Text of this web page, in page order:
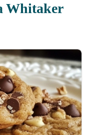
Whitaker